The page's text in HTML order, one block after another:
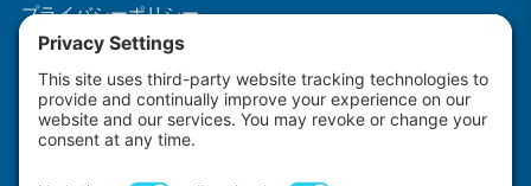
プライバシーポリシー
利用規約
クッキーポリシー